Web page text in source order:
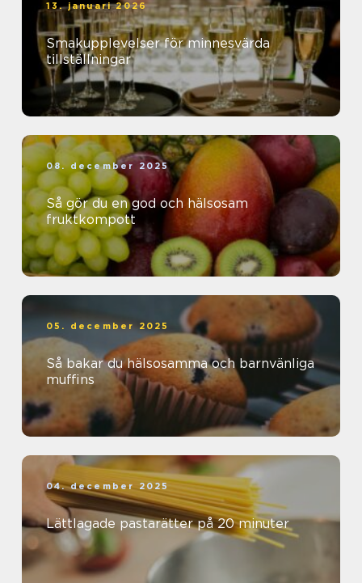
13. januari 2026
Smakupplevelser för minnesvärda
tillställningar
08. december 2025
Så gör du en god och hälsosam
fruktkompott
05. december 2025
Så bakar du hälsosamma och barnvänliga
muffins
04. december 2025
Lättlagade pastarätter på 20 minuter